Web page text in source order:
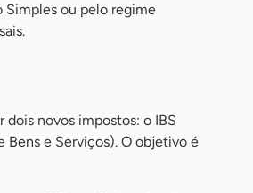
Simples ou pelo regime
novos impostos: o IBS
Bens e Serviços). O objetivo é